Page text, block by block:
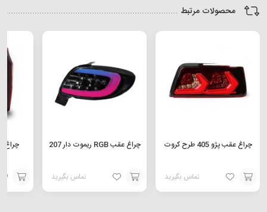
محصولات مرتبط
چراغ عقب پژو 405 طرح کروت
تماس بگیرید
افزودن
چراغ عقب RGB ریموت دار 207
تماس بگیرید
افزودن
افزودن